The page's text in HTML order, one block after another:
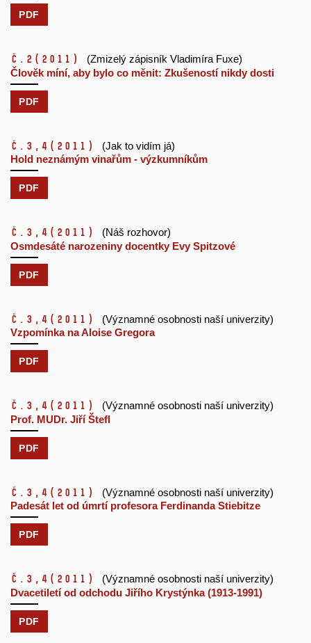
PDF
č.2 (2011)
(Zmizelý zápisník Vladimíra Fuxe)
Člověk míní, aby bylo co měnit: Zkušeností nikdy dosti
PDF
č.3,4 (2011)
(Jak to vidím já)
Hold neznámým vinařům - výzkumníkům
PDF
č.3,4 (2011)
(Náš rozhovor)
Osmdesáté narozeniny docentky Evy Spitzové
PDF
č.3,4 (2011)
(Významné osobnosti naší univerzity)
Vzpomínka na Aloise Gregora
PDF
č.3,4 (2011)
(Významné osobnosti naší univerzity)
Prof. MUDr. Jiří Štefl
PDF
č.3,4 (2011)
(Významné osobnosti naší univerzity)
Padesát let od úmrtí profesora Ferdinanda Stiebitze
PDF
č.3,4 (2011)
(Významné osobnosti naší univerzity)
Dvacetiletí od odchodu Jiřího Krystýnka (1913-1991)
PDF